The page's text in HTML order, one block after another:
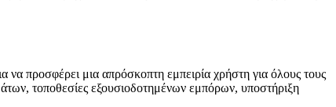
να προσφέρει μια απρόσκοπτη εμπειρία χρήστη για όλους τους
τοποθεσίες εξουσιοδοτημένων εμπόρων, υποστήριξη